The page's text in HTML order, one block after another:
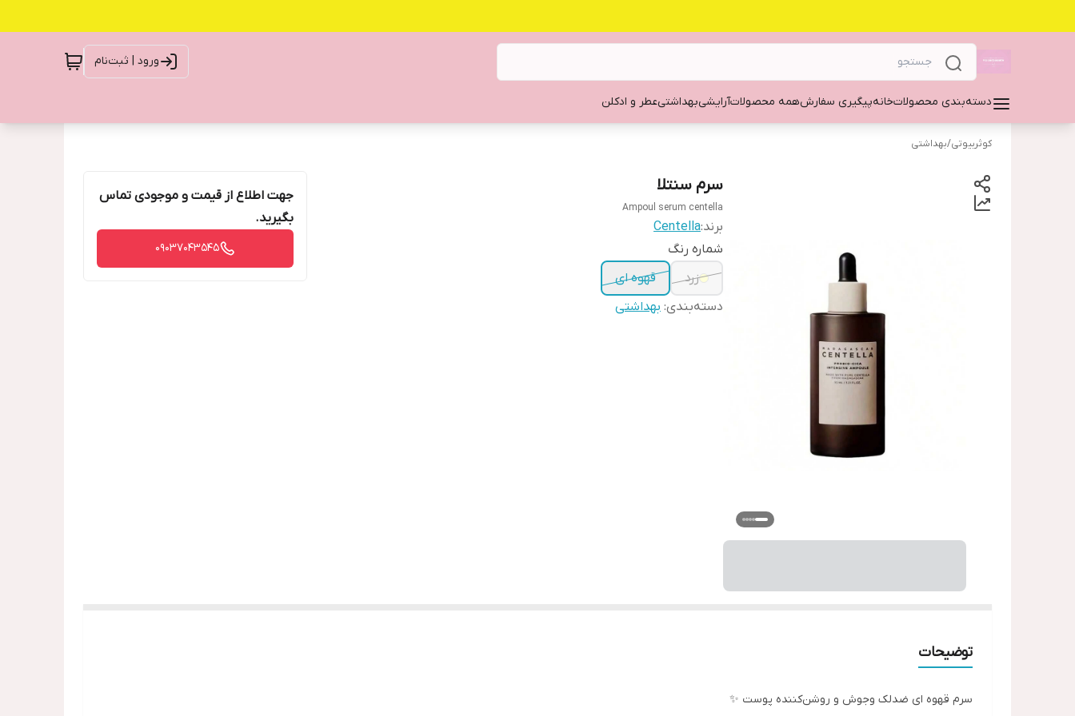
ورود | ثبت‌نام
دسته‌بندی محصولاتخانهپیگیری سفارشهمه محصولاتآرایشیبهداشتیعطر و ادکلن
کوثربیوتی/بهداشتی
سرم سنتلا
Ampoul serum centella
برند:Centella
شماره رنگ
زرد
قهوه ای
دسته‌بندی: بهداشتی
جهت اطلاع از قیمت و موجودی تماس
بگیرید.
09037043545
توضیحات
سرم قهوه ای ضدلک وجوش و روشن‌کننده پوست ✨